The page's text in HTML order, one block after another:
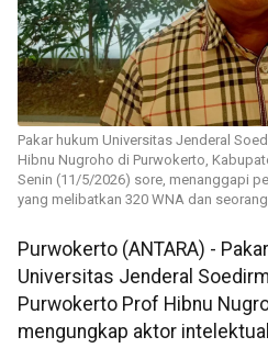
Pakar hukum Universitas Jenderal
Hibnu Nugroho di Purwokerto,
Senin (11/5/2026) sore, menanggapi
yang melibatkan 320 WNA dan
Purwokerto (ANTARA) -
Universitas Jenderal
Purwokerto Prof Hibnu
mengungkap aktor